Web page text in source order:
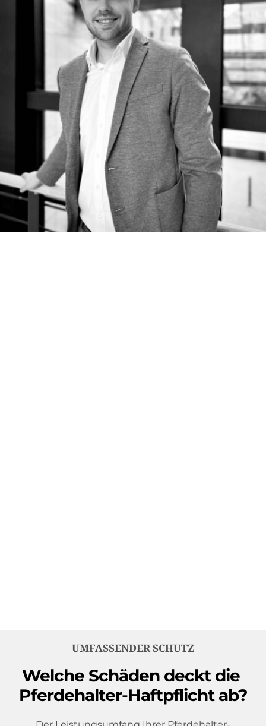
UMFASSENDER SCHUTZ
Welche Schäden deckt die
Pferdehalter-Haftpflicht ab?